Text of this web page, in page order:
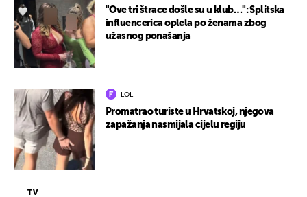
"Ove tri štrace došle su u klub…": Splitska
influencerica oplela po ženama zbog
užasnog ponašanja
LOL
Promatrao turiste u Hrvatskoj, njegova
zapažanja nasmijala cijelu regiju
TV